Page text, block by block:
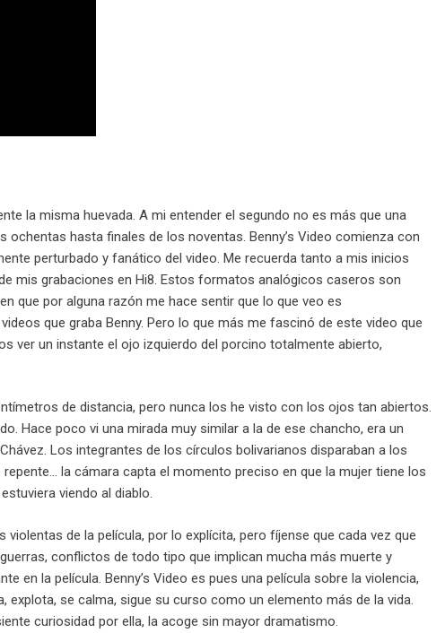
la misma huevada. A mi entender el segundo no es más que una
hasta finales de los noventas. Benny’s Video comienza con
perturbado y fanático del video. Me recuerda tanto a mis inicios
mis grabaciones en Hi8. Estos formatos analógicos caseros son
que por alguna razón me hace sentir que lo que veo es
que graba Benny. Pero lo que más me fascinó de este video que
ver un instante el ojo izquierdo del porcino totalmente abierto,
de distancia, pero nunca los he visto con los ojos tan abiertos.
Hace poco vi una mirada muy similar a la de ese chancho, era un
Los integrantes de los círculos bolivarianos disparaban a los
la cámara capta el momento preciso en que la mujer tiene los
viendo al diablo.
de la película, por lo explícita, pero fíjense que cada vez que
conflictos de todo tipo que implican mucha más muerte y
en la película. Benny’s Video es pues una película sobre la violencia,
se calma, sigue su curso como un elemento más de la vida.
curiosidad por ella, la acoge sin mayor dramatismo.